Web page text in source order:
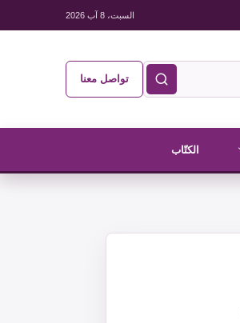
السبت، 8 آب 2026
تواصل معنا
الكتّاب